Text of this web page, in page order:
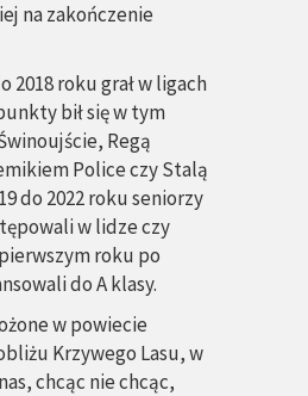
na zakończenie
2018 roku grał w ligach
bił się w tym
Regą
Police czy Stalą
do 2022 roku seniorzy
w lidze czy
roku po
do A klasy.
w powiecie
Krzywego Lasu, w
chcąc nie chcąc,